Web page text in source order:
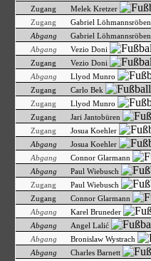
Zugang
Melek Kretzer
Zugang
Gabriel Löhmannsröben
Abgang
Gabriel Löhmannsröben
Abgang
Vezio Doni
Zugang
Vezio Doni
Abgang
Llyod Munro
Zugang
Carlo Bek
Zugang
Llyod Munro
Zugang
Jari Jantobüren
Zugang
Josua Koehler
Abgang
Josua Koehler
Abgang
Connor Glarmann
Abgang
Paul Wiebusch
Zugang
Paul Wiebusch
Zugang
Connor Glarmann
Abgang
Karel Bruneder
Abgang
Angel Lalić
Abgang
Bronislaw Wystrach
Abgang
Charles Barnett